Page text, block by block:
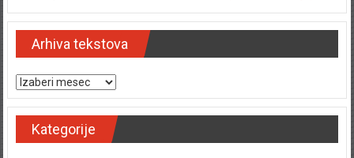
Arhiva tekstova
Arhiva tekstova
Kategorije